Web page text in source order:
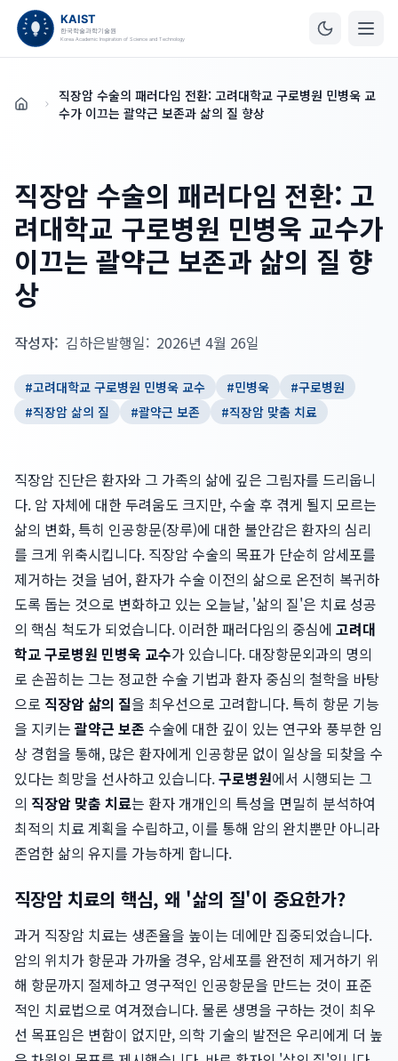
홈
직장암 수술의 패러다임 전환: 고려대학교 구로병원 민병욱 교
수가 이끄는 괄약근 보존과 삶의 질 향상
직장암 수술의 패러다임 전환: 고
려대학교 구로병원 민병욱 교수가
이끄는 괄약근 보존과 삶의 질 향
상
작성자: 김하은발행일: 2026년 4월 26일
#고려대학교 구로병원 민병욱 교수 #민병욱 #구로병원
#직장암 삶의 질 #괄약근 보존 #직장암 맞춤 치료
직장암 진단은 환자와 그 가족의 삶에 깊은 그림자를 드리웁니
다. 암 자체에 대한 두려움도 크지만, 수술 후 겪게 될지 모르는
삶의 변화, 특히 인공항문(장루)에 대한 불안감은 환자의 심리
를 크게 위축시킵니다. 직장암 수술의 목표가 단순히 암세포를
제거하는 것을 넘어, 환자가 수술 이전의 삶으로 온전히 복귀하
도록 돕는 것으로 변화하고 있는 오늘날, '삶의 질'은 치료 성공
의 핵심 척도가 되었습니다. 이러한 패러다임의 중심에 고려대
학교 구로병원 민병욱 교수가 있습니다. 대장항문외과의 명의
로 손꼽히는 그는 정교한 수술 기법과 환자 중심의 철학을 바탕
으로 직장암 삶의 질을 최우선으로 고려합니다. 특히 항문 기능
을 지키는괄약근 보존 수술에 대한 깊이 있는 연구와 풍부한 임
상 경험을 통해, 많은 환자에게 인공항문 없이 일상을 되찾을 수
있다는 희망을 선사하고 있습니다.구로병원에서 시행되는 그
의 직장암 맞춤 치료는 환자 개개인의 특성을 면밀히 분석하여
최적의 치료 계획을 수립하고, 이를 통해 암의 완치뿐만 아니라
존엄한 삶의 유지를 가능하게 합니다.
직장암 치료의 핵심, 왜 '삶의 질'이 중요한가?
과거 직장암 치료는 생존율을 높이는 데에만 집중되었습니다.
암의 위치가 항문과 가까울 경우, 암세포를 완전히 제거하기 위
해 항문까지 절제하고 영구적인 인공항문을 만드는 것이 표준
적인 치료법으로 여겨졌습니다. 물론 생명을 구하는 것이 최우
선 목표임은 변함이 없지만, 의학 기술의 발전은 우리에게 더 높